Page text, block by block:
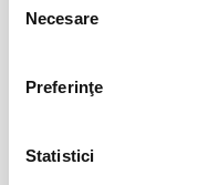
consimțământului
Necesare
Preferinţe
Statistici